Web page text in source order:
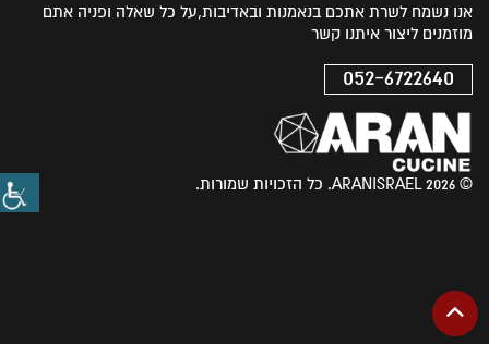
אנו נשמח לשרת אתכם בנאמנות ובאדיבות,על כל שאלה ופניה אתם
מוזמנים ליצור איתנו קשר
052-6722640
© 2026 ARANISRAEL. כל הזכויות שמורות.